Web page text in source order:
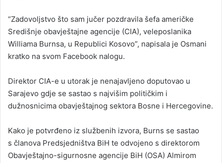
“Zadovoljstvo što sam jučer pozdravila šefa američke
Središnje obavještajne agencije (CIA), veleposlanika
Williama Burnsa, u Republici Kosovo”, napisala je Osmani
kratko na svom Facebook nalogu.
Direktor CIA-e u utorak je nenajavljeno doputovao u
Sarajevo gdje se sastao s najvišim političkim i
dužnosnicima obavještajnog sektora Bosne i Hercegovine.
Kako je potvrđeno iz službenih izvora, Burns se sastao
s članova Predsjedništva BiH te odvojeno s direktorom
Obavještajno-sigurnosne agencije BiH (OSA) Almirom